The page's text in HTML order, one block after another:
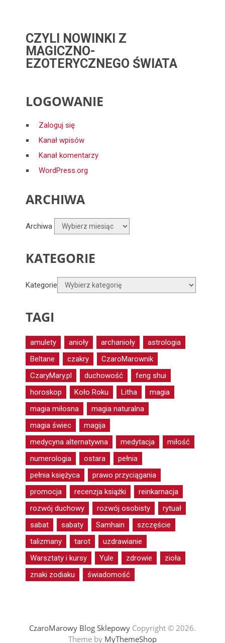
CZYLI NOWINKI Z
MAGICZNO-
EZOTERYCZNEGO ŚWIATA
LOGOWANIE
Zaloguj się
Kanał wpisów
Kanał komentarzy
WordPress.org
ARCHIWA
Archiwa
KATEGORIE
Kategorie
TAGI
amulety anioły archanioły
astrologia
Beltane
czakry
CzaroMarownik
CzaryMary.pl
duchowość
feng shui
horoskop
Koło Roku Litha
magia
magia miłosna
magia naturalna
magia świec
magija
medycyna alternatywna
medytacja
miłość
numerologia
ostara
pełnia
pełnia księżyca
prawo przyciągania
promocja
recenzja książki
reinkarnacja
rozwój duchowy
rozwój osobisty
rytuał
sabat
sabaty Samhain
szczęście
talizmany
tarot
uzdrawianie
Warsztaty i kursy
Yule zdrowie
zioła
znaki zodiaku
świadomość
CzaroMarowy Blog SklepowyCopyright © 2026.
Theme by MyThemeShop